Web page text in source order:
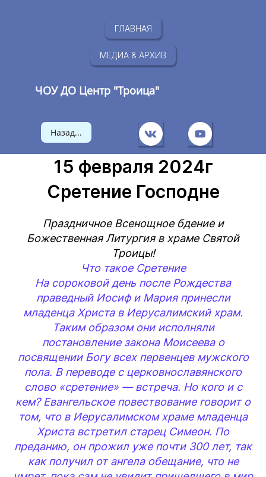
ГЛАВНАЯ
МЕДИА & АРХИВ
ЧОУ ДО Центр "Троица"
Назад...
15 февраля 2024г
Сретение Господне
Праздничное Всенощное бдение и
Божественная Литургия в храме Святой
Троицы!
Что такое Сретение
На сороковой день после Рождества
праведный Иосиф и Мария принесли
младенца Христа в Иерусалимский храм.
Таким образом они исполняли
постановление закона Моисеева о
посвящении Богу всех первенцев мужского
пола. В переводе с церковнославянского
слово «сретение» — встреча. Но кого и с
кем? Евангельское повествование говорит о
том, что в Иерусалимском храме младенца
Христа встретил старец Симеон. По
преданию, он прожил уже почти 300 лет, так
как получил от ангела обещание, что не